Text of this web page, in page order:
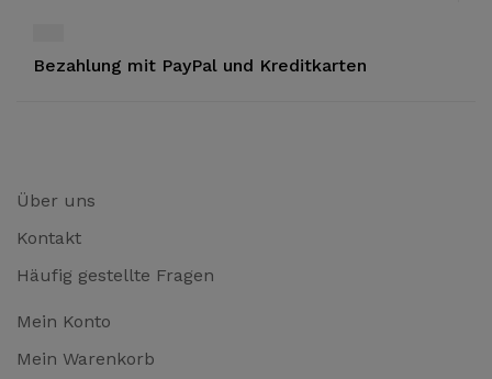
Bezahlung mit PayPal und Kreditkarten
Über uns
Kontakt
Häufig gestellte Fragen
Mein Konto
Mein Warenkorb